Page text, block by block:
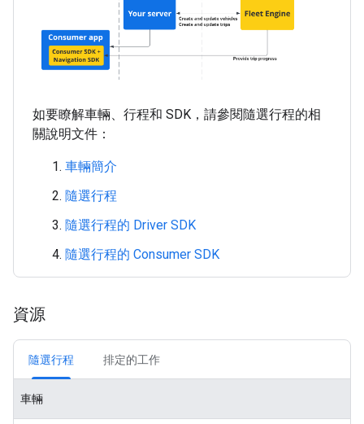
如要瞭解車輛、行程和 SDK，請參閱隨選行程的相
關說明文件：
車輛簡介
隨選行程
隨選行程的 Driver SDK
隨選行程的 Consumer SDK
資源
隨選行程 排定的工作
車輛